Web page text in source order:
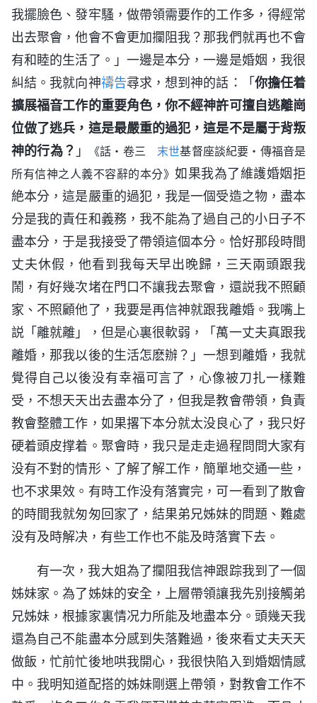
我擺臉色、發牢騷，做帶領需要作的工作多，得經常
出去聚會，他會不會更加攔阻我？那我們就再也不會
有和睦的生活了。」一邊是本分，一邊是婚姻，我很
糾結。我就向神禱告尋求，想到神的話：「你擔任着
擴展福音工作的重要角色，你不經神許可擅自逃離崗
位做了逃兵，這是最嚴重的過犯，這是不是屬于背叛
神的行為？ 」 《話・卷三 末世基督座談紀要・傳福音是
所有信神之人義不容辭的本分》如果我為了維護婚姻拒
絶本分，這是嚴重的過犯，我是一個受造之物，盡本
分是我的責任和義務，我不能為了過自己的小日子不
盡本分，于是我接受了帶領這個本分。恰好那段時間
丈夫休假，他看到我每天早出晚歸，三天兩頭跟我
鬧，有好幾次堵在門口不讓我去聚會，還説我不照顧
家、不照顧他了，我要是再信神就跟我離婚。我嘴上
説「離就離」，但是心裏很軟弱，「萬一丈夫真跟我
離婚，那我以後的生活怎麽辦？」一想到離婚，我就
覺得自己以後没有幸福可言了，心像被刀扎一樣難
受，不想天天出去盡本分了，但我是教會帶領，負責
教會整體工作，如果撂下本分就太没良心了，我只好
硬着頭皮撑着。聚會時，我只是走走過程問問大家有
没有不對的情形、了解了解工作，簡單地交通一些，
也不求果效。有時工作没有落實完，可一看到了散會
的時間我就匆匆回家了，結果弟兄姊妹的問題、難處
没有及時解决，有些工作也不能及時落實下去。
有一次，我大姐為了攔阻我信神跟踪我到了一個
姊妹家。為了姊妹的安全，上層帶領讓我先别接觸弟
兄姊妹，根據家裏情况力所能及地盡本分。頭幾天我
還為自己不能盡本分感到失落難過，後來看丈夫天天
做飯，忙前忙後地哄我開心，我很快陷入到婚姻情感
中。我明知道配搭的姊妹剛選上帶領，對教會工作不